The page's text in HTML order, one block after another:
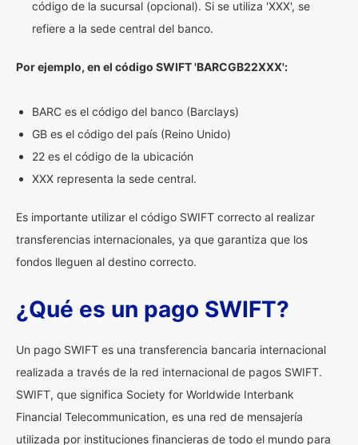
código de la sucursal (opcional). Si se utiliza 'XXX', se
refiere a la sede central del banco.
Por ejemplo, en el código SWIFT 'BARCGB22XXX':
BARC es el código del banco (Barclays)
GB es el código del país (Reino Unido)
22 es el código de la ubicación
XXX representa la sede central.
Es importante utilizar el código SWIFT correcto al realizar
transferencias internacionales, ya que garantiza que los
fondos lleguen al destino correcto.
¿Qué es un pago SWIFT?
Un pago SWIFT es una transferencia bancaria internacional
realizada a través de la red internacional de pagos SWIFT.
SWIFT, que significa Society for Worldwide Interbank
Financial Telecommunication, es una red de mensajería
utilizada por instituciones financieras de todo el mundo para